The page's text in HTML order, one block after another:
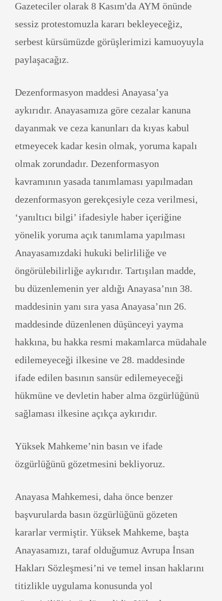
Gazeteciler olarak 8 Kasım'da AYM önünde
sessiz protestomuzla kararı bekleyeceğiz,
serbest kürsümüzde görüşlerimizi kamuoyuyla
paylaşacağız.
Dezenformasyon maddesi Anayasa’ya
aykırıdır. Anayasamıza göre cezalar kanuna
dayanmak ve ceza kanunları da kıyas kabul
etmeyecek kadar kesin olmak, yoruma kapalı
olmak zorundadır. Dezenformasyon
kavramının yasada tanımlaması yapılmadan
dezenformasyon gerekçesiyle ceza verilmesi,
‘yanıltıcı bilgi’ ifadesiyle haber içeriğine
yönelik yoruma açık tanımlama yapılması
Anayasamızdaki hukuki belirliliğe ve
öngörülebilirliğe aykırıdır. Tartışılan madde,
bu düzenlemenin yer aldığı Anayasa’nın 38.
maddesinin yanı sıra yasa Anayasa’nın 26.
maddesinde düzenlenen düşünceyi yayma
hakkına, bu hakka resmi makamlarca müdahale
edilemeyeceği ilkesine ve 28. maddesinde
ifade edilen basının sansür edilemeyeceği
hükmüne ve devletin haber alma özgürlüğünü
sağlaması ilkesine açıkça aykırıdır.
Yüksek Mahkeme’nin basın ve ifade
özgürlüğünü gözetmesini bekliyoruz.
Anayasa Mahkemesi, daha önce benzer
başvurularda basın özgürlüğünü gözeten
kararlar vermiştir. Yüksek Mahkeme, başta
Anayasamızı, taraf olduğumuz Avrupa İnsan
Hakları Sözleşmesi’ni ve temel insan haklarını
titizlikle uygulama konusunda yol